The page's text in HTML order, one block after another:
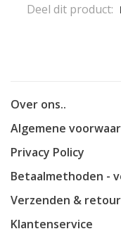
Deel dit product:
Over ons..
Algemene
Privacy Policy
Betaalmethoden -
Verzenden &
Klantenservice